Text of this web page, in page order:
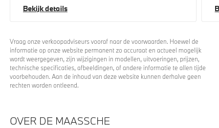
Bekijk details
Vraag onze verkoopadviseurs vooraf naar de voorwaarden. Hoewel de
informatie op onze website permanent zo accuraat en actueel mogelijk
wordt weergegeven, zijn wijzigingen in modellen, uitvoeringen, prijzen,
technische specificaties, afbeeldingen, of andere informatie te allen tijde
voorbehouden. Aan de inhoud van deze website kunnen derhalve geen
rechten worden ontleend.
OVER DE MAASSCHE